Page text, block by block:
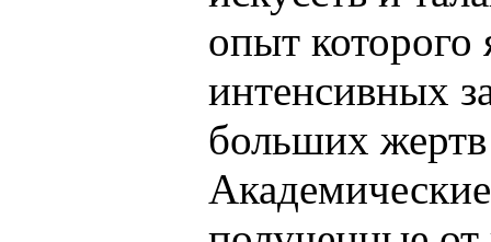
опыт которого
интенсивных
больших